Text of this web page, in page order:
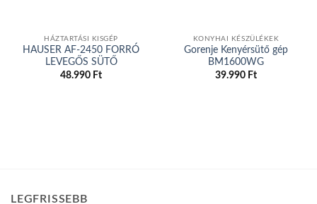
HÁZTARTÁSI KISGÉP
HAUSER AF-2450 FORRÓ
LEVEGŐS SÜTŐ
48.990 Ft
KONYHAI KÉSZÜLÉKEK
Gorenje Kenyérsütő gép
BM1600WG
39.990 Ft
LEGFRISSEBB